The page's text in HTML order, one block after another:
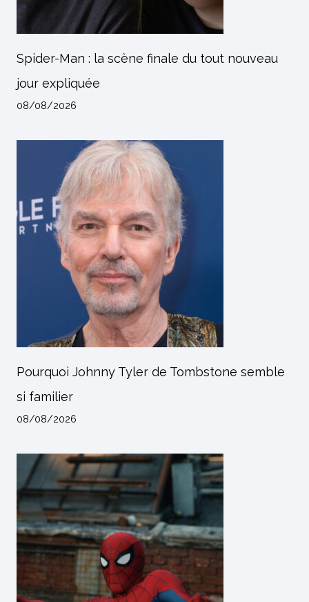
Spider-Man : la scène finale du tout nouveau
jour expliquée
08/08/2026
Pourquoi Johnny Tyler de Tombstone semble
si familier
08/08/2026